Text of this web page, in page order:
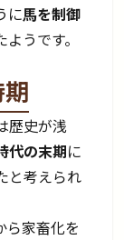
に馬を制御
うです。
歴史が浅
代の末期に
と考えられ
ら家畜化を